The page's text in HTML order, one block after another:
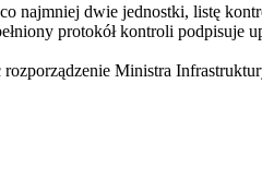
najmniej dwie jednostki, listę
protokół kontroli podpisuje
Ministra